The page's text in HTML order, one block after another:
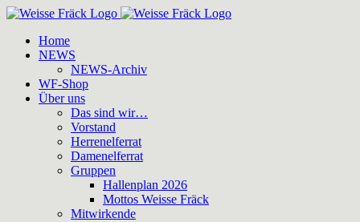
Zum
springenHome
NEWS
NEWS-Archiv
WF-Shop
Über uns
Das sind wir…
Vorstand
Herrenelferrat
Damenelferrat
Gruppen
Hallenplan 2026
Mottos Weisse Fräck
Mitwirkende